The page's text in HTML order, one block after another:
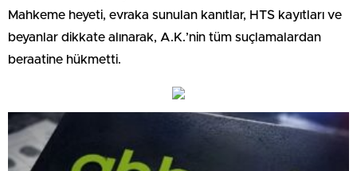
Mahkeme heyeti, evraka sunulan kanıtlar, HTS kayıtları ve
beyanlar dikkate alınarak, A.K.’nin tüm suçlamalardan
beraatine hükmetti.